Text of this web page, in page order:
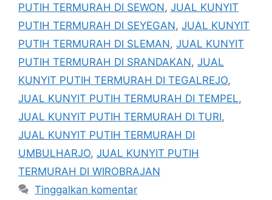
PUTIH TERMURAH DI SEWON, JUAL KUNYIT
PUTIH TERMURAH DI SEYEGAN, JUAL KUNYIT
PUTIH TERMURAH DI SLEMAN, JUAL KUNYIT
PUTIH TERMURAH DI SRANDAKAN, JUAL
KUNYIT PUTIH TERMURAH DI TEGALREJO,
JUAL KUNYIT PUTIH TERMURAH DI TEMPEL,
JUAL KUNYIT PUTIH TERMURAH DI TURI,
JUAL KUNYIT PUTIH TERMURAH DI
UMBULHARJO, JUAL KUNYIT PUTIH
TERMURAH DI WIROBRAJAN
Tinggalkan komentar